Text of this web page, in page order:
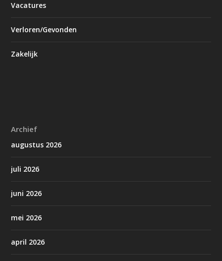
Vacatures
Verloren/Gevonden
Zakelijk
Archief
augustus 2026
juli 2026
juni 2026
mei 2026
april 2026